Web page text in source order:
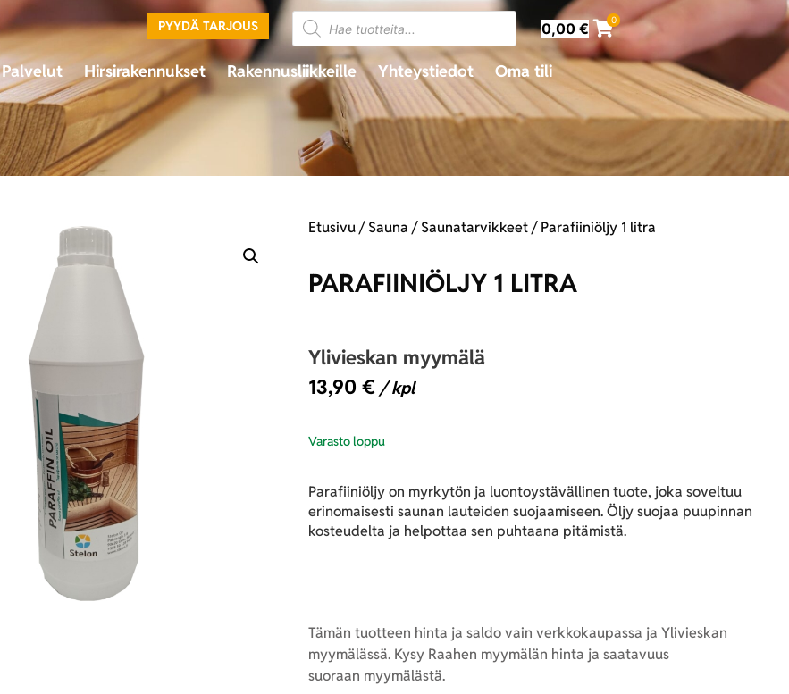
PYYDÄ TARJOUS 0,00€ 0
Palvelut Hirsirakennukset Rakennusliikkeille Yhteystiedot Oma tili
Etusivu/Sauna /Saunatarvikkeet/ Parafiiniöljy 1 litra
PARAFIINIÖLJY 1 LITRA
Ylivieskan myymälä
13,90€ / kpl
Varasto loppu
Parafiiniöljy on myrkytön ja luontoystävällinen tuote, joka soveltuu
erinomaisesti saunan lauteiden suojaamiseen. Öljy suojaa puupinnan
kosteudelta ja helpottaa sen puhtaana pitämistä.
Tämän tuotteen hinta ja saldo vain verkkokaupassa ja Ylivieskan
myymälässä. Kysy Raahen myymälän hinta ja saatavuus
suoraan myymälästä.